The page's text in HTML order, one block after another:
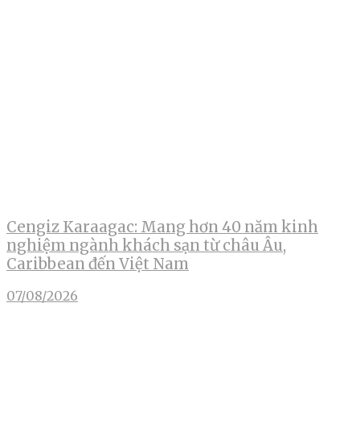
Cengiz Karaagac: Mang hơn 40 năm kinh
nghiệm ngành khách sạn từ châu Âu,
Caribbean đến Việt Nam
07/08/2026